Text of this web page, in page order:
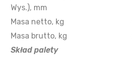
Wys.), mm
Masa netto, kg
Masa brutto, kg
Skład palety